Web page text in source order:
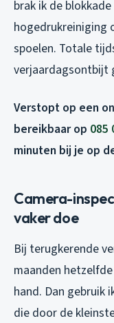
brak ik de
hogedrukreiniging
spoelen. Totale
verjaardagsontbijt
Verstopt op een
bereikbaar op 085
minuten bij je op
Camera-
vaker doe
Bij terugkerende
maanden
hand. Dan gebruik
die door de